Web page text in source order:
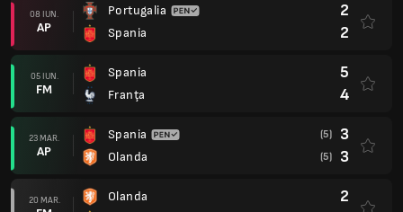
08 IUN.
AP
Portugalia
Spania
2
2
05 IUN.
FM
Spania
Franţa
5
4
23 MAR.
AP
Spania
Olanda
(5) 3
(5) 3
20 MAR.
Olanda
2